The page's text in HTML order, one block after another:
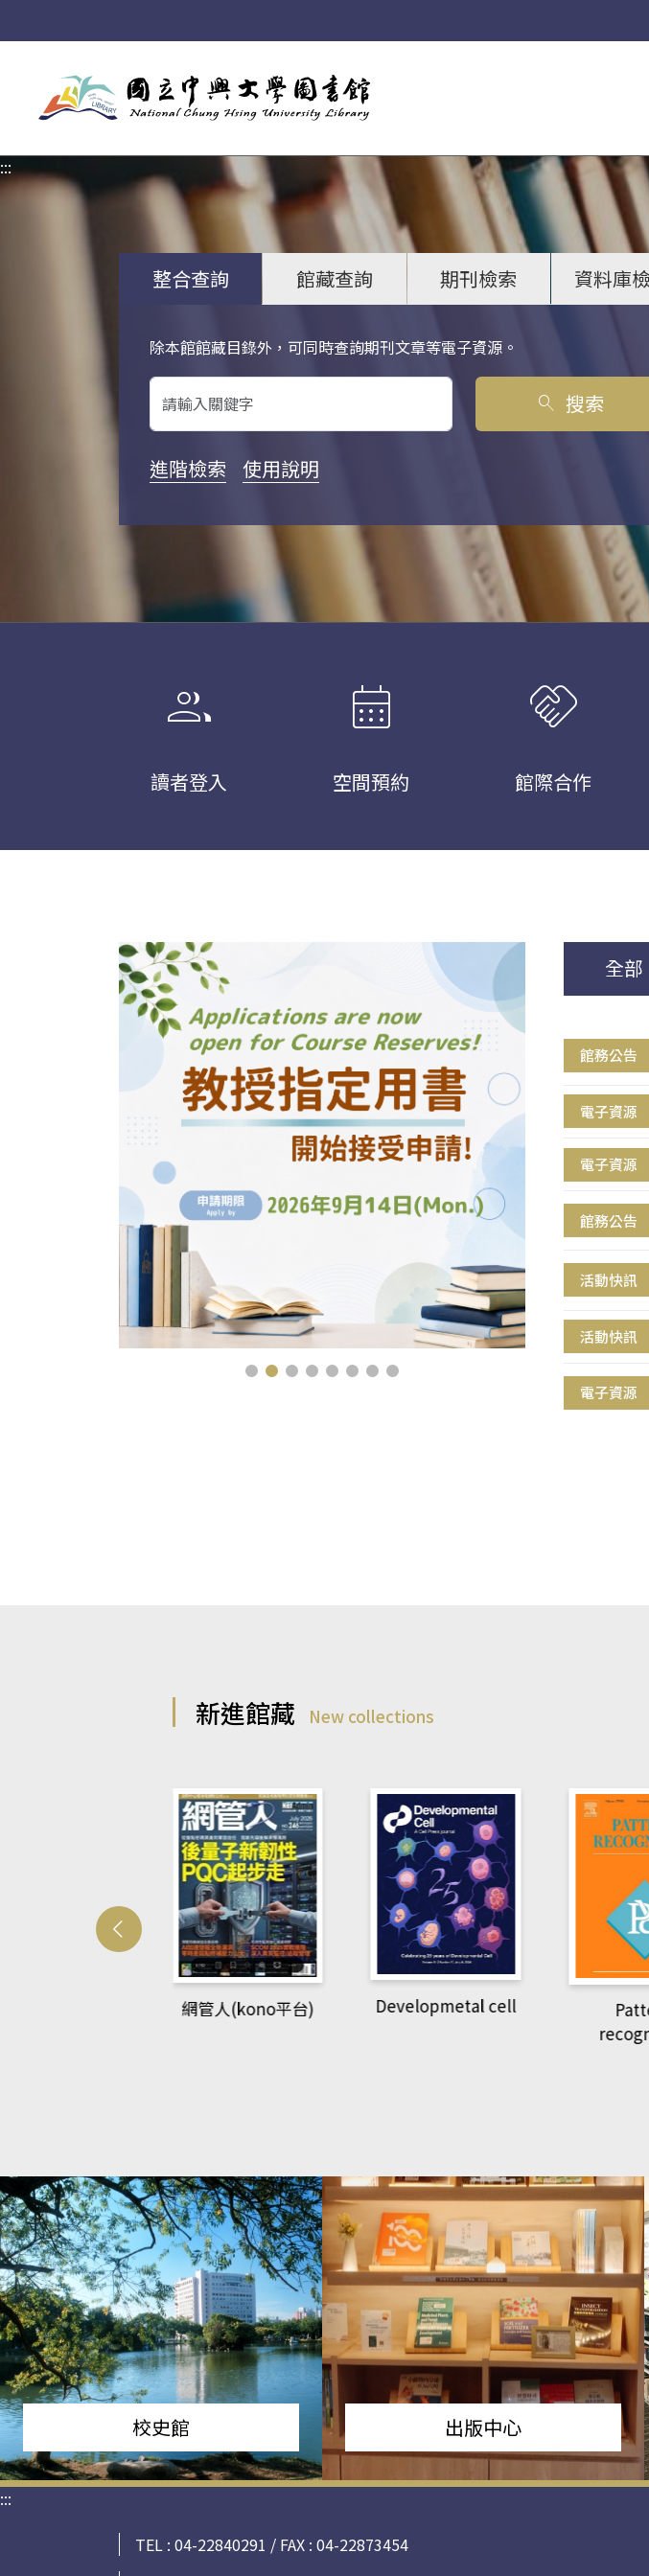
:::
整合查詢 館藏查詢 期刊檢索 資料庫
除本館館藏目錄外，可同時查詢期刊文章等電子資源。
關鍵字搜尋
search 搜索
進階檢索 使用說明
group
讀者登入
calendar_month
空間預約
handshake
館際合作
全部
館務公告
電子資源
電子資源
館務公告
活動快訊
活動快訊
電子資源
新進館藏 New collections
網管人(kono平台) Developmetal cell
Pattern
校史館 出版中心
:::
TEL : 04-22840291 / FAX : 04-22873454